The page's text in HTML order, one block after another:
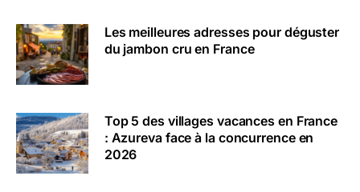
Les meilleures adresses pour déguster
du jambon cru en France
Top 5 des villages vacances en France
: Azureva face à la concurrence en
2026